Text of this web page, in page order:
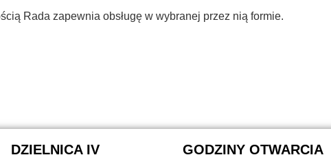
Rada zapewnia obsługę w wybranej przez nią formie.
DZIELNICA IV GODZINY OTWARCIA